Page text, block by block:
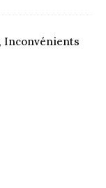
Inconvénients